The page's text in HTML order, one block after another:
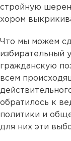
стройную
хором
Что мы можем
избирательный
гражданскую
всем
обратилось к
политики и
для них эти